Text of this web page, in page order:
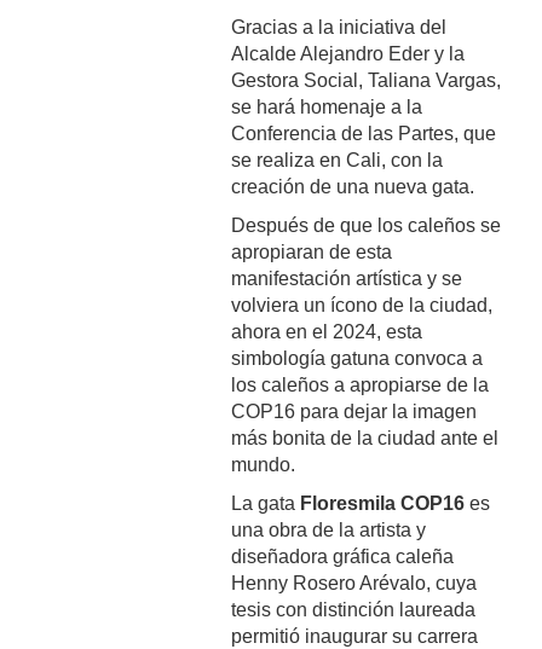
Gracias a la iniciativa del
Alcalde Alejandro Eder y la
Gestora Social, Taliana Vargas,
se hará homenaje a la
Conferencia de las Partes, que
se realiza en Cali, con la
creación de una nueva gata.
Después de que los caleños se
apropiaran de esta
manifestación artística y se
volviera un ícono de la ciudad,
ahora en el 2024, esta
simbología gatuna convoca a
los caleños a apropiarse de la
COP16 para dejar la imagen
más bonita de la ciudad ante el
mundo.
La gata Floresmila COP16 es
una obra de la artista y
diseñadora gráfica caleña
Henny Rosero Arévalo, cuya
tesis con distinción laureada
permitió inaugurar su carrera